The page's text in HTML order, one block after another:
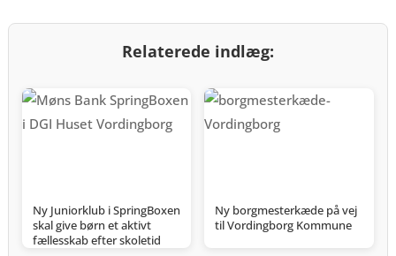
Relaterede indlæg:
Ny Juniorklub i SpringBoxen
skal give børn et aktivt
fællesskab efter skoletid
Ny borgmesterkæde på vej
til Vordingborg Kommune